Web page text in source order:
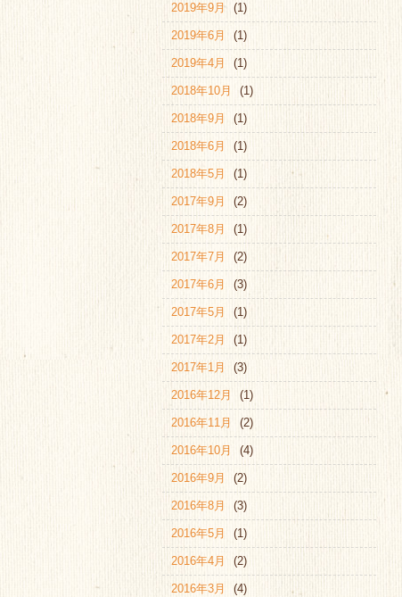
2019年9月 (1)
2019年6月 (1)
2019年4月 (1)
2018年10月 (1)
2018年9月 (1)
2018年6月 (1)
2018年5月 (1)
2017年9月 (2)
2017年8月 (1)
2017年7月 (2)
2017年6月 (3)
2017年5月 (1)
2017年2月 (1)
2017年1月 (3)
2016年12月 (1)
2016年11月 (2)
2016年10月 (4)
2016年9月 (2)
2016年8月 (3)
2016年5月 (1)
2016年4月 (2)
2016年3月 (4)